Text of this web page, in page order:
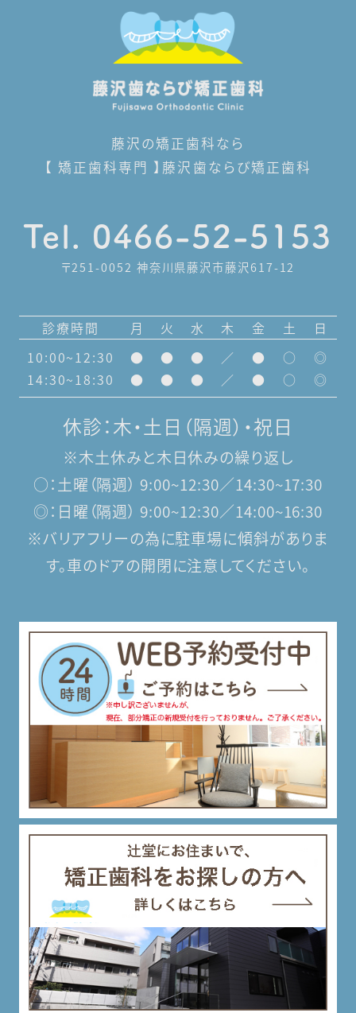
藤沢の矯正歯科なら
【 矯正歯科専門 】藤沢歯ならび矯正歯科
Tel. 0466-52-5153
〒251-0052 神奈川県藤沢市藤沢617-12
診療時間 月 火 水 木 金 土
日
10:00~12:30
● ● ● ／ ● ○
◎
14:30~18:30
● ● ● ／ ● ○ ◎
休診：木・土日（隔週）・祝日
※木土休みと木日休みの繰り返し
○：土曜（隔週） 9:00~12:30／14:30~17:30
◎：日曜（隔週） 9:00~12:30／14:00~16:30
※バリアフリーの為に駐車場に傾斜がありま
す。車のドアの開閉に注意してください。